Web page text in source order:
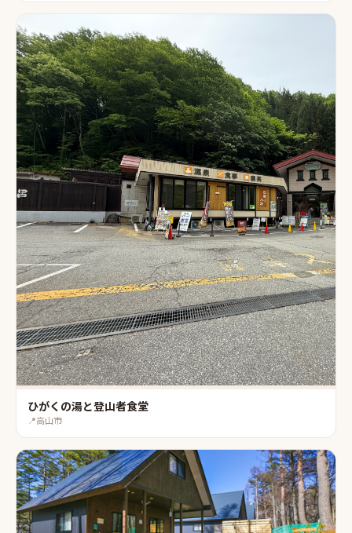
ひがくの湯と登山者食堂
📍高山市